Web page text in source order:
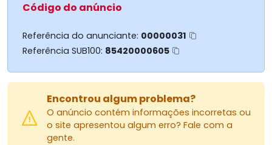
Código do anúncio
Referência do anunciante: 00000031
Referência SUB100: 85420000605
Encontrou algum problema?
O anúncio contém informações incorretas ou
o site apresentou algum erro? Fale com a
gente.